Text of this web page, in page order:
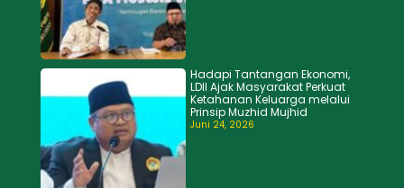
Hadapi Tantangan Ekonomi,
LDII Ajak Masyarakat Perkuat
Ketahanan Keluarga melalui
Prinsip Muzhid Mujhid
Juni 24, 2026